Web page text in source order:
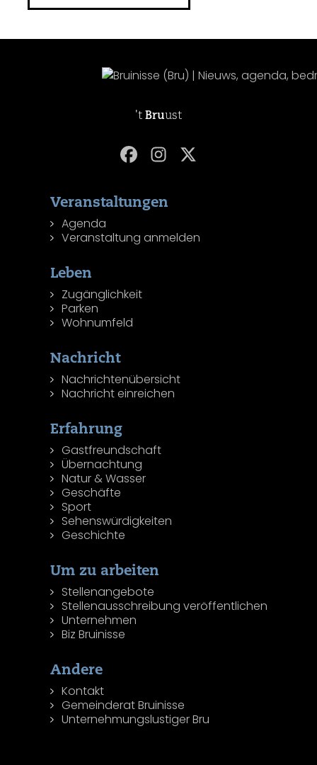
't Bruust
Veranstaltungen
Agenda
Veranstaltung anmelden
Leben
Zugänglichkeit
Parken
Wohnumfeld
Nachricht
Nachrichtenübersicht
Nachricht einreichen
Erfahrung
Gastfreundschaft
Übernachtung
Natur & Wasser
Geschäfte
Sport
Sehenswürdigkeiten
Geschichte
Um zu arbeiten
Stellenangebote
Stellenausschreibung veröffentlichen
Unternehmen
Biz Bruinisse
Andere
Kontakt
Gemeinderat Bruinisse
Unternehmungslustiger Bru